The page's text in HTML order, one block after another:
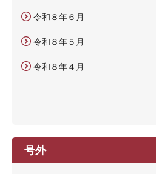
令和８年６月
令和８年５月
令和８年４月
号外